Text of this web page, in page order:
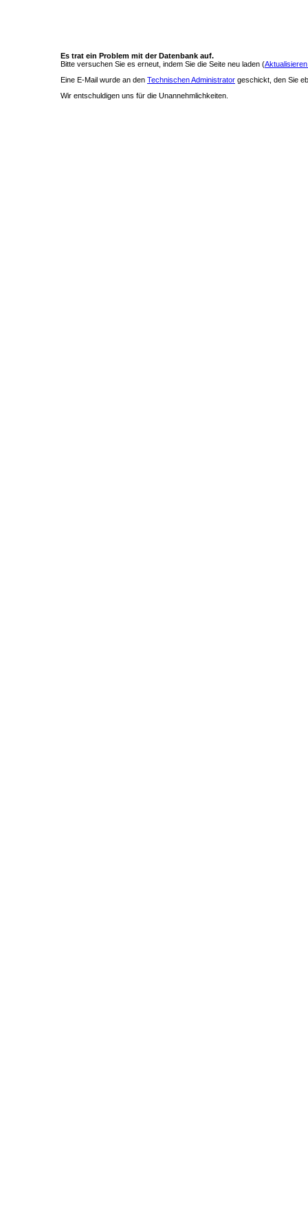
Es trat ein Problem mit der Datenbank auf.
Bitte versuchen Sie es erneut, indem Sie die Seite neu laden (
Eine E-Mail wurde an den Technischen Administrator geschickt, den Sie
Wir entschuldigen uns für die Unannehmlichkeiten.